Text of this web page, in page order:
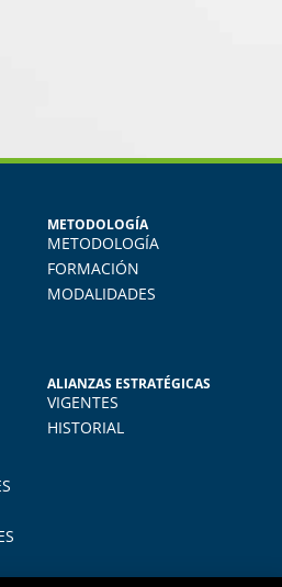
y llevé el diploma con
desde mi casa. La
de FIDE es muy intuitiva
La enseñanza virtual es
METODOLOGÍA
METODOLOGÍA
FORMACIÓN
MODALIDADES
ALIANZAS ESTRATÉGICAS
VIGENTES
HISTORIAL